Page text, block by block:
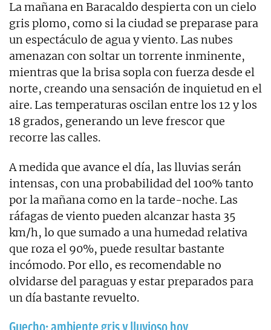
La mañana en Baracaldo despierta con un cielo
gris plomo, como si la ciudad se preparase para
un espectáculo de agua y viento. Las nubes
amenazan con soltar un torrente inminente,
mientras que la brisa sopla con fuerza desde el
norte, creando una sensación de inquietud en el
aire. Las temperaturas oscilan entre los 12 y los
18 grados, generando un leve frescor que
recorre las calles.
A medida que avance el día, las lluvias serán
intensas, con una probabilidad del 100% tanto
por la mañana como en la tarde-noche. Las
ráfagas de viento pueden alcanzar hasta 35
km/h, lo que sumado a una humedad relativa
que roza el 90%, puede resultar bastante
incómodo. Por ello, es recomendable no
olvidarse del paraguas y estar preparados para
un día bastante revuelto.